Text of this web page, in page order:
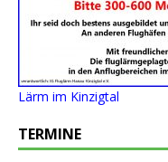
Lärm im Kinzigtal
TERMINE